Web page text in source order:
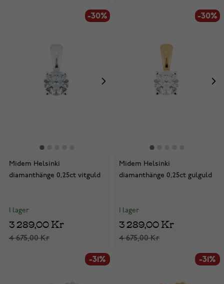
-30%
Midem Helsinki
diamanthänge 0,25ct vitguld
I lager
4 675,00 Kr
3 289,00 Kr
-30%
Midem Helsinki
diamanthänge 0,25ct gulguld
I lager
4 675,00 Kr
3 289,00 Kr
-31% -31%